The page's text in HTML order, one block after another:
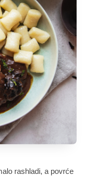
rashladi, a povrće